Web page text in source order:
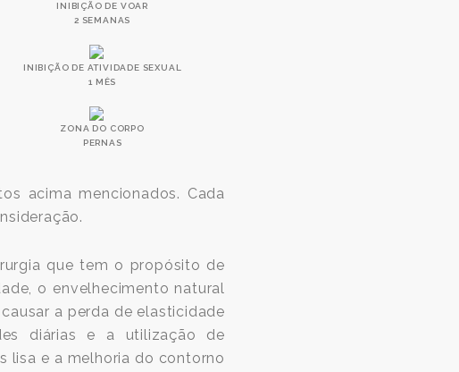
INIBIÇÃO DE VOAR
2 SEMANAS
INIBIÇÃO DE ATIVIDADE SEXUAL
1 MÊS
ZONA DO CORPO
PERNAS
acima mencionados. Cada
que tem o propósito de
o envelhecimento natural
a perda de elasticidade
diárias e a utilização de
lisa e a melhoria do contorno